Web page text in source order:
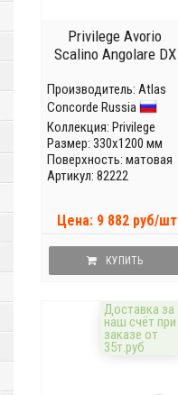
Privilege Avorio
Scalino Angolare DX
Производитель: Atlas
Concorde Russia
Коллекция: Privilege
Размер: 330x1200 мм
Поверхность: матовая
Артикул: 82222
Цена: 9 882 руб/шт
КУПИТЬ
Доставка за
наш счёт при
заказе от
35т.руб